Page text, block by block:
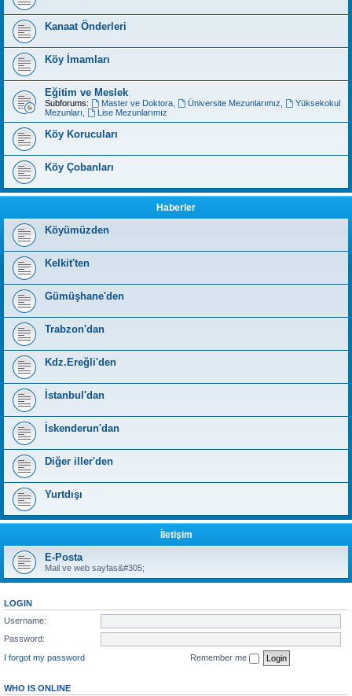
Kanaat Önderleri
Köy İmamları
Eğitim ve Meslek
Subforums: Master ve Doktora, Üniversite Mezunlarımız
Yüksekokul
Mezunları
Lise Mezunlarımız
Köy Korucuları
Köy Çobanları
Haberler
Köyümüzden
Kelkit'ten
Gümüşhane'den
Trabzon'dan
Kdz.Ereğli'den
İstanbul'dan
İskenderun'dan
Diğer iller'den
Yurtdışı
İletişim
E-Posta
Mail ve web sayfas&#305;
LOGIN
Username:
Password:
I forgot my password
Remember me
WHO IS ONLINE